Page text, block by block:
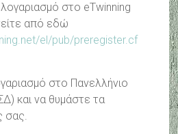
στο eTwinning
από εδώ
el/pub/preregister.cf
στο Πανελλήνιο
και να θυμάστε τα
σας.